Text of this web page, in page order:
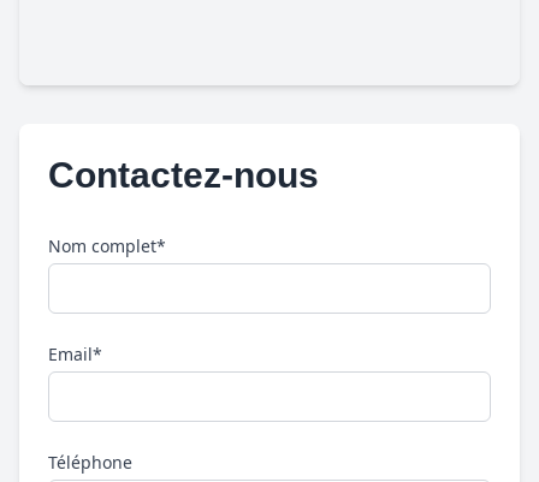
Contactez-nous
Nom complet*
Email*
Téléphone